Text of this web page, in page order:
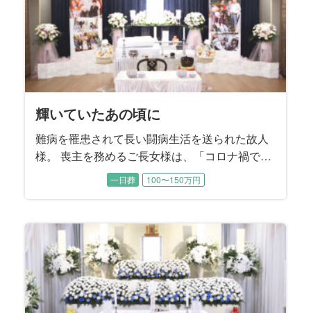
輝いていたあの頃に
難病を罹患されて長い闘病生活を送られた故人
様。 喪主を務めるご長女様は、「コロナ禍で家
族もほとんど面会できない日々が続いていた」
とおっしゃいました。 最後のお別れの時間だけ
のお姿だけでなく、元気で輝いていた頃のお母
様の思い出に囲まれたご葬儀にすることを望ま
れました。
一日葬 100〜150万円